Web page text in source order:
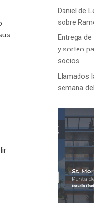
Daniel de
sobre
Entrega de
y sorteo
socios
Llamados
semana